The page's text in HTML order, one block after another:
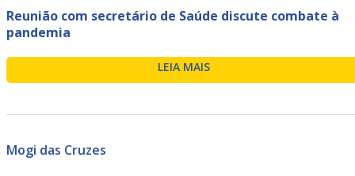
Reunião com secretário de Saúde discute combate à
pandemia
LEIA MAIS
Mogi das Cruzes